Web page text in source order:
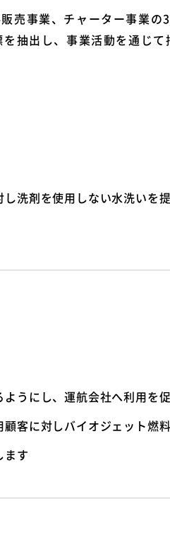
売事業、チャーター事業
抽出し、事業活動を通じ
洗剤を使用しない水洗いを
うにし、運航会社へ利用を
客に対しバイオジェット燃
ます